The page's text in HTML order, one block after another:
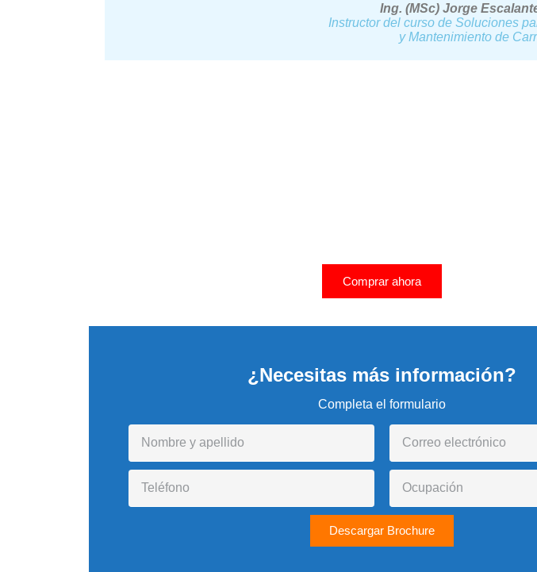
Ing. (MSc) Jorge
Instructor del curso de Soluciones
y Mantenimiento de
Comprar ahora
¿Necesitas más información?
Completa el formulario
Descargar Brochure